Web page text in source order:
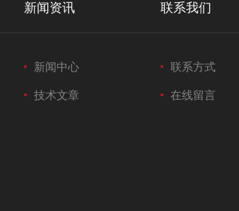
新闻资讯
新闻中心
技术文章
联系我们
联系方式
在线留言